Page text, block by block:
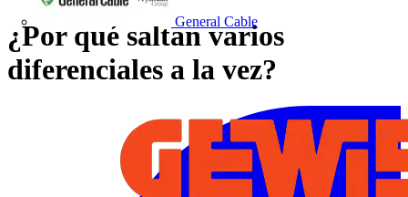
General Cable
¿Por qué saltan varios
diferenciales a la vez?